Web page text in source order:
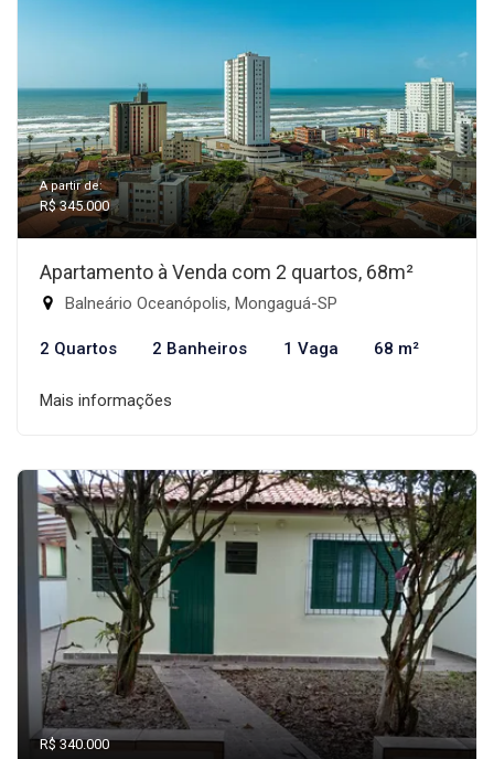
A partir de:
R$ 345.000
Apartamento à Venda com 2 quartos, 68m²
Balneário Oceanópolis, Mongaguá-SP
2 Quartos 2 Banheiros 1 Vaga 68 m²
Mais informações
R$ 340.000